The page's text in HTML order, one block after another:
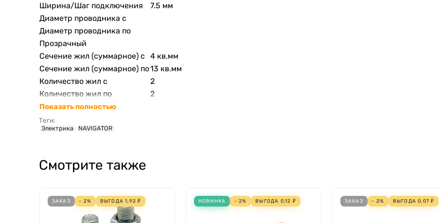
Ширина/Шаг подключения
7.5 мм
Диаметр проводника с
Диаметр проводника по
Прозрачный
Сечение жил (суммарное) с
4 кв.мм
Сечение жил (суммарное) по13 кв.мм
Количество жил с
2
Количество жил по
2
Показать полностью
Теги:
Электрика NAVIGATOR
Смотрите также
ЗАКАЗ - 2% ВЫГОДА1,92 ₽ НОВИНКА - 2% ВЫГОДА 0,12 ₽ ЗАКАЗ - 2% ВЫГОДА0,07 ₽